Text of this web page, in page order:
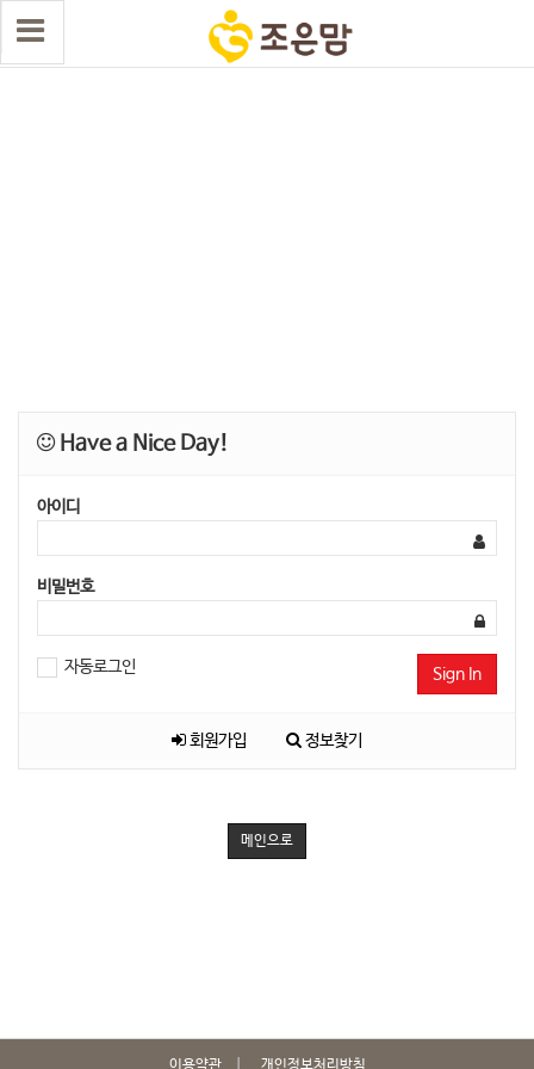
Have a Nice Day!
아이디
비밀번호
자동로그인 Sign In
회원가입 정보찾기
메인으로
이용약관 개인정보처리방침